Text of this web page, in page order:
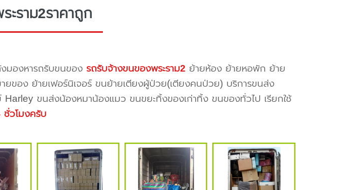
ะราม2ราคาถูก
มองหารถรับขนของ รถรับจ้างขนของพระราม2 ย้ายห้อง ย้ายหอพัก ย้าย
ของ ย้ายเฟอร์นิเจอร์ ขนย้ายเตียงผู้ป่วย(เตียงคนป่วย) บริการขนส่ง
Harley ขนส่งน้องหมาน้องแมว ขนขยะทิ้งของเก่าทิ้ง ขนของทั่วไป เรียกใช้
ชั่วโมงครับ